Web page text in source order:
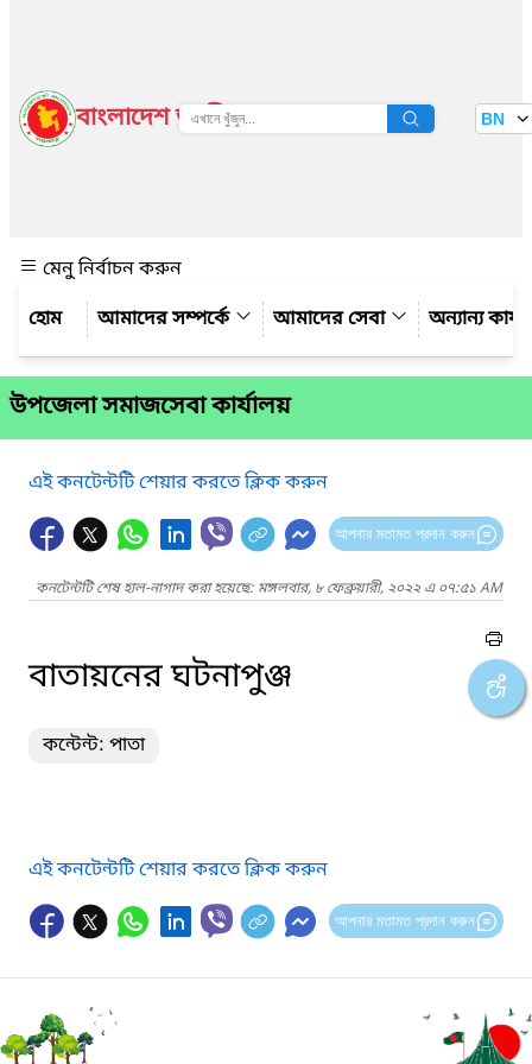
বাংলাদেশ জাতীয় তথ্য বাতায়ন BN
মেনু নির্বাচন করুন
আমাদের সম্পর্কে
আমাদের সেবা অন্যান্য
উপজেলা সমাজসেবা কার্যালয়
এই কনটেন্টটি শেয়ার করতে ক্লিক করুন
আপনার মতামত প্রদান করুন
কনটেন্টটি শেষ হাল-নাগাদ করা হয়েছে: মঙ্গলবার, ৮ ফেব্রুয়ারী, ২০২২ এ ০৭:৫১ AM
বাতায়নের ঘটনাপুঞ্জ
কন্টেন্ট: পাতা
এই কনটেন্টটি শেয়ার করতে ক্লিক করুন
আপনার মতামত প্রদান করুন